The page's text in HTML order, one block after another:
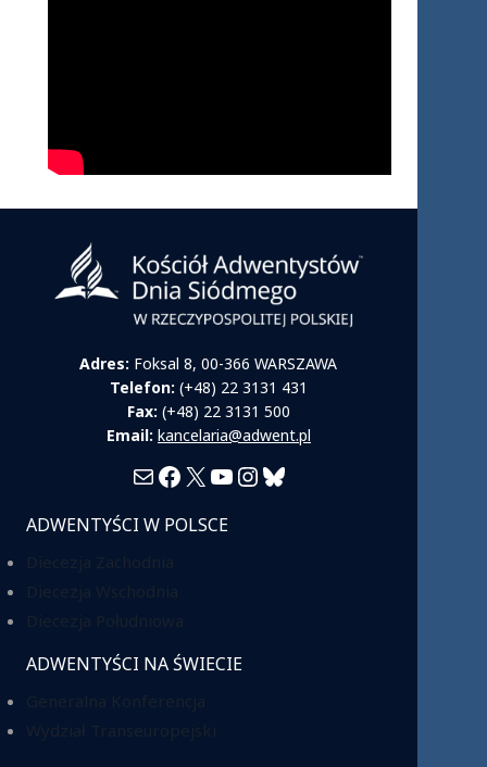
Adres: Foksal 8, 00-366 WARSZAWA
Telefon: (+48) 22 3131 431
Fax: (+48) 22 3131 500
Email: kancelaria@adwent.pl
MailFacebook
X YouTube
Instagram
Bluesky
ADWENTYŚCI W POLSCE
ADWENTYŚCI NA ŚWIECIE